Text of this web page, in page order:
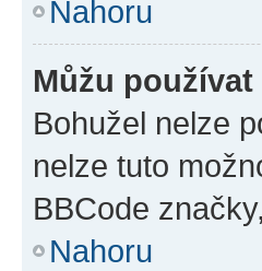
Nahoru
Můžu používat
Bohužel nelze
nelze tuto
BBCode
Nahoru